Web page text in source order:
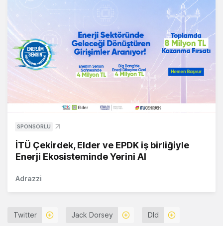
SPONSORLU
İTÜ Çekirdek, Elder ve EPDK iş birliğiyle
Enerji Ekosisteminde Yerini Al
Adrazzi
Twitter Jack Dorsey Dld